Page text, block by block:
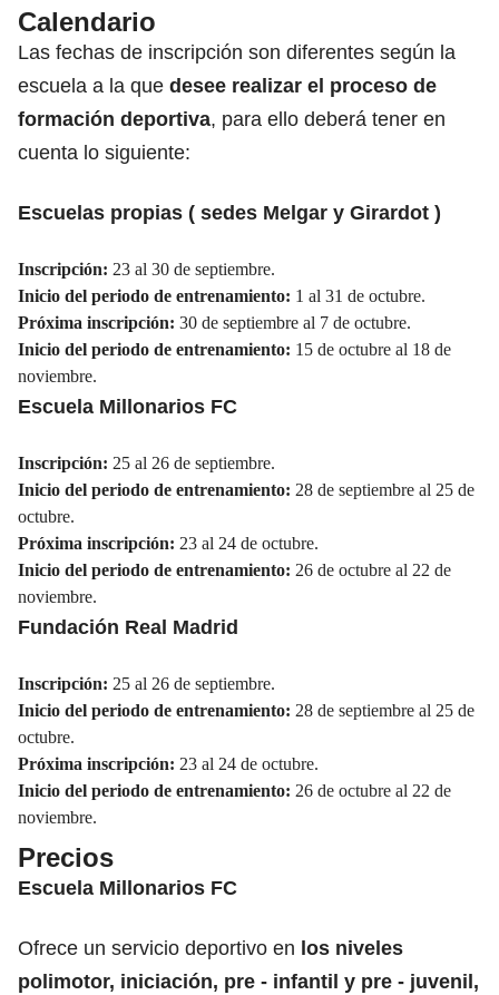
Calendario
Las fechas de inscripción son diferentes según la
escuela a la que desee realizar el proceso de
formación deportiva, para ello deberá tener en
cuenta lo siguiente:
Escuelas propias ( sedes Melgar y Girardot )
Inscripción: 23 al 30 de septiembre.
Inicio del periodo de entrenamiento: 1 al 31 de octubre.
Próxima inscripción: 30 de septiembre al 7 de octubre.
Inicio del periodo de entrenamiento: 15 de octubre al 18 de
noviembre.
Escuela Millonarios FC
Inscripción: 25 al 26 de septiembre.
Inicio del periodo de entrenamiento: 28 de septiembre al 25 de
octubre.
Próxima inscripción: 23 al 24 de octubre.
Inicio del periodo de entrenamiento: 26 de octubre al 22 de
noviembre.
Fundación Real Madrid
Inscripción: 25 al 26 de septiembre.
Inicio del periodo de entrenamiento: 28 de septiembre al 25 de
octubre.
Próxima inscripción: 23 al 24 de octubre.
Inicio del periodo de entrenamiento: 26 de octubre al 22 de
noviembre.
Precios
Escuela Millonarios FC
Ofrece un servicio deportivo en los niveles
polimotor, iniciación, pre - infantil y pre - juvenil,